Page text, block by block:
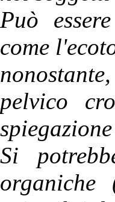
Può
come
pelvico
Si
organiche